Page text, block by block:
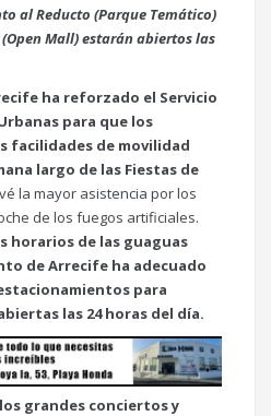
al Reducto (Parque Temático)
Mall) estarán abiertos las
ha reforzado el Servicio
para que los
facilidades de movilidad
largo de las Fiestas de
la mayor asistencia por los
de los fuegos artificiales.
horarios de las guaguas
de Arrecife ha adecuado
para
las 24 horas del día.
grandes conciertos y